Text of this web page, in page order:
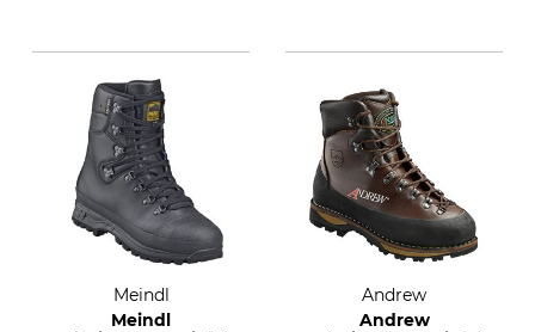
Meindl
Meindl
Andrew
Andrew